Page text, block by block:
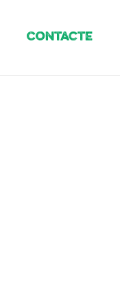
Contacte